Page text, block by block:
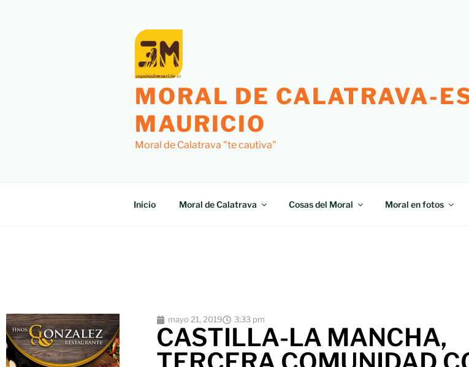
MORAL DE CALATRAVA-
MAURICIO
Moral de Calatrava "te cautiva"
Inicio Moral de Calatrava Cosas del Moral Moral en fotos
mayo 21, 2019 3:33 pm
CASTILLA-LA MANCHA,